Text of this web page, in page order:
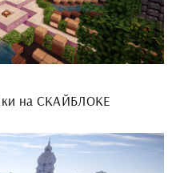
на СКАЙБЛОКЕ